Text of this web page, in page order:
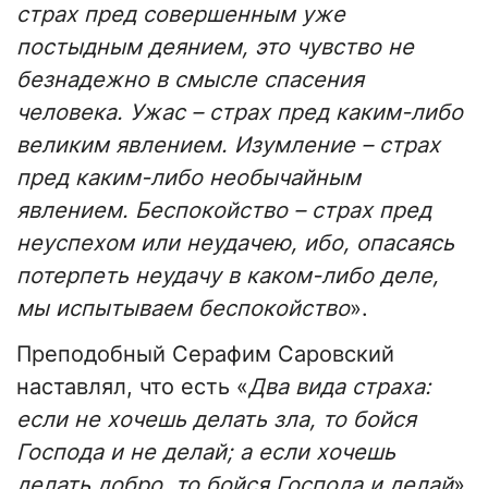
страх пред совершенным уже
постыдным деянием, это чувство не
безнадежно в смысле спасения
человека. Ужас – страх пред каким-либо
великим явлением. Изумление – страх
пред каким-либо необычайным
явлением. Беспокойство – страх пред
неуспехом или неудачею, ибо, опасаясь
потерпеть неудачу в каком-либо деле,
мы испытываем беспокойство».
Преподобный Серафим Саровский
наставлял, что есть «Два вида страха:
если не хочешь делать зла, то бойся
Господа и не делай; а если хочешь